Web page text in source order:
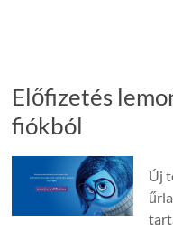
Előfizetés
fiókból
Új